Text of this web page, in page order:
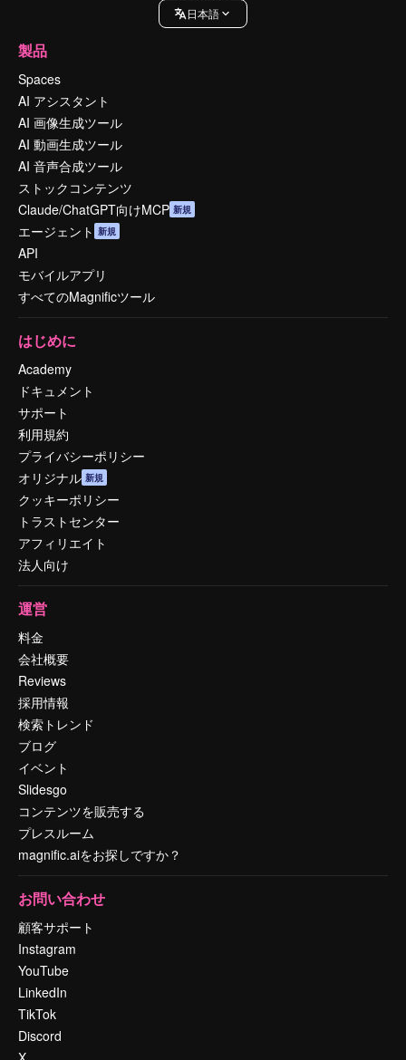
日本語
製品
Spaces
AI アシスタント
AI 画像生成ツール
AI 動画生成ツール
AI 音声合成ツール
ストックコンテンツ
Claude/ChatGPT向けMCP 新規
エージェント 新規
API
モバイルアプリ
すべてのMagnificツール
はじめに
Academy
ドキュメント
サポート
利用規約
プライバシーポリシー
オリジナル 新規
クッキーポリシー
トラストセンター
アフィリエイト
法人向け
運営
料金
会社概要
Reviews
採用情報
検索トレンド
ブログ
イベント
Slidesgo
コンテンツを販売する
プレスルーム
magnific.aiをお探しですか？
お問い合わせ
顧客サポート
Instagram
YouTube
LinkedIn
TikTok
Discord